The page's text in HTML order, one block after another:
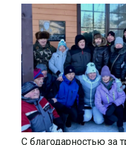
С благодарностью за